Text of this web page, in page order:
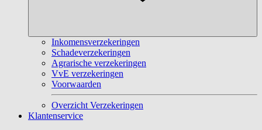
Inkomensverzekeringen
Schadeverzekeringen
Agrarische verzekeringen
VvE verzekeringen
Voorwaarden
Overzicht Verzekeringen
Klantenservice